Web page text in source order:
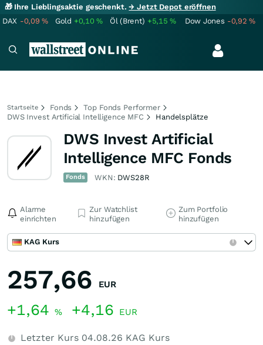
🎁 Ihre Lieblingsaktie geschenkt.→ Jetzt Depot eröffnen
DAX -0,09% Gold +0,10% Öl (Brent) +5,15% Dow Jones -0,92%
Startseite Fonds
Top Fonds Performer
DWS Invest Artificial Intelligence MFC
Handelsplätze
DWS Invest Artificial
Intelligence MFC Fonds
Fonds WKN: DWS28R
Alarme
einrichten
Zur Watchlist
hinzufügen
Zum Portfolio
hinzufügen
KAG Kurs
257,66 EUR
+1,64 % +4,16 EUR
Letzter Kurs 04.08.26 KAG Kurs